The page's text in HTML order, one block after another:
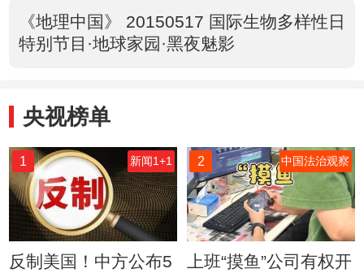
《地理中国》 20150517 国际生物多样性日
特别节目·地球家园·黑夜魅影
央视榜单
1 新闻1+1
反制美国！中方公布5
2 中国法治观察
上班“摸鱼”公司有权开